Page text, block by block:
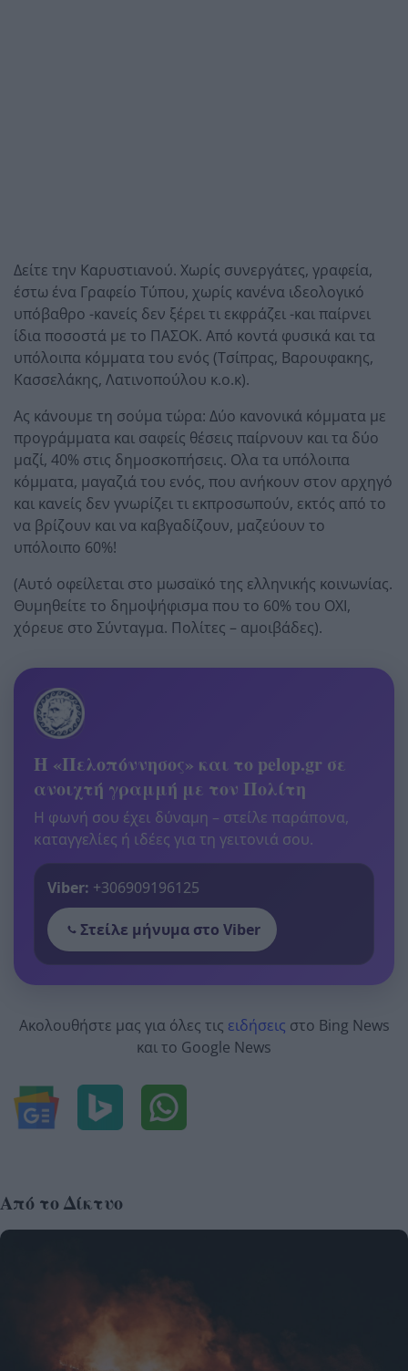
Δείτε την Καρυστιανού. Χωρίς συνεργάτες, γραφεία,
έστω ένα Γραφείο Τύπου, χωρίς κανένα ιδεολογικό
υπόβαθρο -κανείς δεν ξέρει τι εκφράζει -και παίρνει
ίδια ποσοστά με το ΠΑΣΟΚ. Από κοντά φυσικά και τα
υπόλοιπα κόμματα του ενός (Τσίπρας, Βαρουφακης,
Κασσελάκης, Λατινοπούλου κ.ο.κ).
Ας κάνουμε τη σούμα τώρα: Δύο κανονικά κόμματα με
προγράμματα και σαφείς θέσεις παίρνουν και τα δύο
μαζί, 40% στις δημοσκοπήσεις. Ολα τα υπόλοιπα
κόμματα, μαγαζιά του ενός, που ανήκουν στον αρχηγό
και κανείς δεν γνωρίζει τι εκπροσωπούν, εκτός από το
να βρίζουν και να καβγαδίζουν, μαζεύουν το
υπόλοιπο 60%!
(Αυτό οφείλεται στο μωσαϊκό της ελληνικής κοινωνίας.
Θυμηθείτε το δημοψήφισμα που το 60% του ΟΧΙ,
χόρευε στο Σύνταγμα. Πολίτες – αμοιβάδες).
Η «Πελοπόννησος» και το pelop.gr σε
ανοιχτή γραμμή με τον Πολίτη
Η φωνή σου έχει δύναμη – στείλε παράπονα,
καταγγελίες ή ιδέες για τη γειτονιά σου.
Viber: +306909196125
Στείλε μήνυμα στο Viber
Ακολουθήστε μας για όλες τις ειδήσεις στο Bing News
και το Google News
Από το Δίκτυο